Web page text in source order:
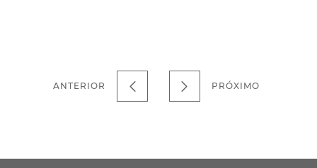
ANTERIOR PRÓXIMO